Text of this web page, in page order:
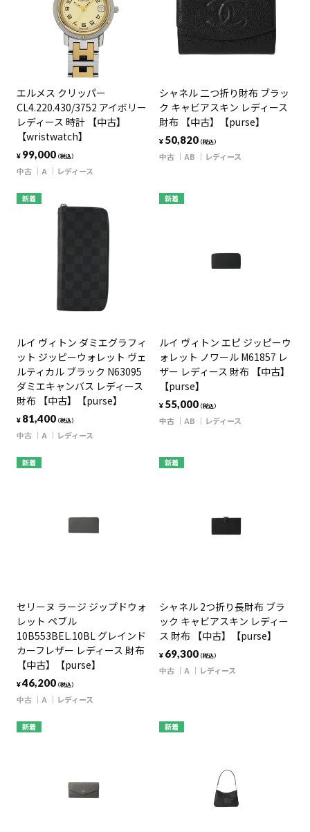
エルメス クリッパー
CL4.220.430/3752 アイボリー
レディース 時計 【中古】
【wristwatch】
¥ 99,000（税込）
中古 A レディース
シャネル 二つ折り財布 ブラッ
ク キャビアスキン レディース
財布 【中古】【purse】
¥ 50,820（税込）
中古 AB レディース
新着
ルイ ヴィトン ダミエグラフィ
ット ジッピーウォレット ヴェ
ルティカル ブラック N63095
ダミエキャンバス レディース
財布 【中古】【purse】
¥ 81,400（税込）
中古 A レディース
新着
ルイ ヴィトン エピ ジッピーウ
ォレット ノワール M61857 レ
ザー レディース 財布 【中古】
【purse】
¥ 55,000（税込）
中古 AB レディース
新着
セリーヌ ラージ ジップドウォ
レット ペブル
10B553BEL.10BL グレインド
カーフレザー レディース 財布
【中古】【purse】
¥46,200（税込）
中古 A レディース
新着
シャネル 2つ折り長財布 ブラ
ック キャビアスキン レディー
ス 財布 【中古】【purse】
¥ 69,300（税込）
中古 A レディース
新着 新着